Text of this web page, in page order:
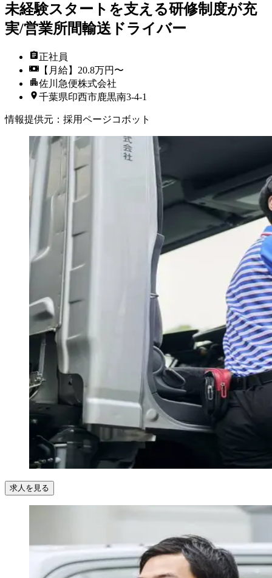
未経験スタートを支える研修制度が充
実/営業所間輸送ドライバー
正社員
【月給】20.8万円〜
佐川急便株式会社
千葉県印西市鹿黒南3-4-1
情報提供元 ： 採用ページコボット
求人を見る